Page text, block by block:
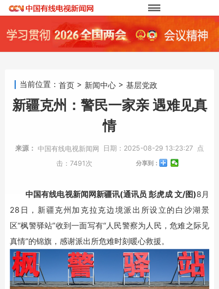
当前位置： 首页 > 新闻中心 > 基层党政
新疆克州：警民一家亲 遇难见真
情
来源： 中国有线电视新闻网 日期： 2025-08-29 13:23:27
点
击： 7491次 分享到：
中国有线电视新闻网新疆讯(通讯员 彭虎成 文/图)8月
28日，新疆克州加克拉克边境派出所设立的白沙湖景
区“枫警驿站”收到一面写有“人民警察为人民，危难之际见
真情”的锦旗，感谢派出所危难时刻暖心救援。